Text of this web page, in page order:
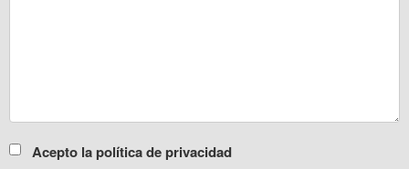
Acepto la política de privacidad